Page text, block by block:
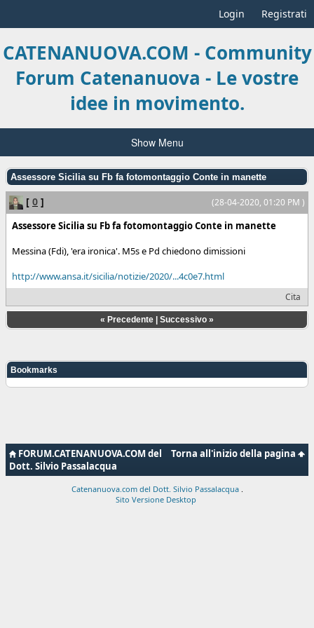
Login Registrati
CATENANUOVA.COM - Community
Forum Catenanuova - Le vostre
idee in movimento.
Show Menu
Assessore Sicilia su Fb fa fotomontaggio Conte in manette
(28-04-2020, 01:20 PM )
[ 0 ]
Assessore Sicilia su Fb fa fotomontaggio Conte in manette
Messina (Fdi), 'era ironica'. M5s e Pd chiedono dimissioni
http://www.ansa.it/sicilia/notizie/2020/...4c0e7.html
Cita
« Precedente Successivo »
Bookmarks
Torna all'inizio della pagina
FORUM.CATENANUOVA.COM del
Dott. Silvio Passalacqua
Catenanuova.com del Dott. Silvio Passalacqua
Sito Versione Desktop